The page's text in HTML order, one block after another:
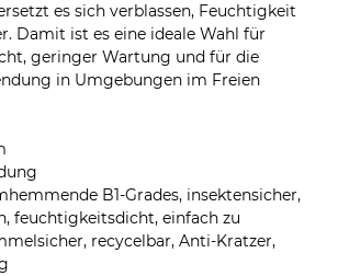
es sich verblassen, Feuchtigkeit
Damit ist es eine ideale Wahl für
geringer Wartung und für die
in Umgebungen im Freien
B1-Grades, insektensicher,
feuchtigkeitsdicht, einfach zu
recycelbar, Anti-Kratzer,